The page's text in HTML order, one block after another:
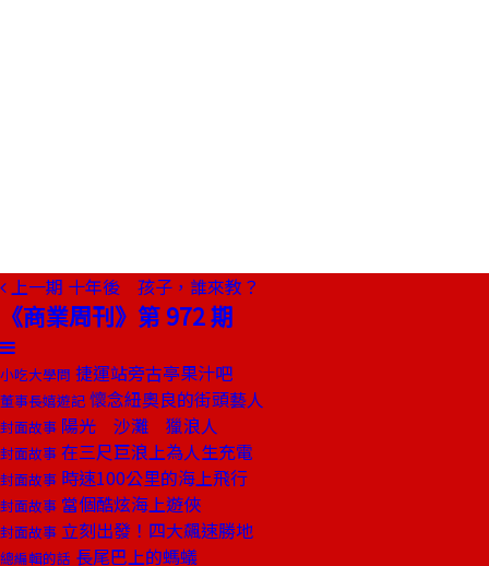
上一期 十年後 孩子，誰來教？
《商業周刊》第 972 期
小吃大學問 捷運站旁古亭果汁吧
董事長嬉遊記 懷念紐奧良的街頭藝人
封面故事 陽光 沙灘 獵浪人
封面故事 在三尺巨浪上為人生充電
封面故事 時速100公里的海上飛行
封面故事 當個酷炫海上遊俠
封面故事 立刻出發！四大飆速勝地
總編輯的話 長尾巴上的螞蟻